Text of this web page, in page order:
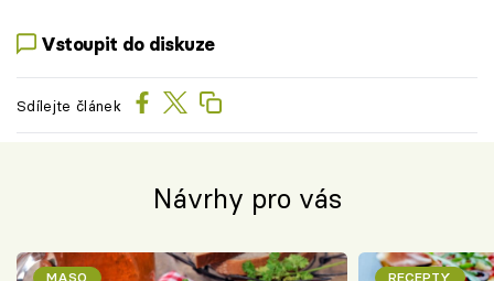
Vstoupit do diskuze
Sdílejte článek
Návrhy pro vás
MASO RECEPTY